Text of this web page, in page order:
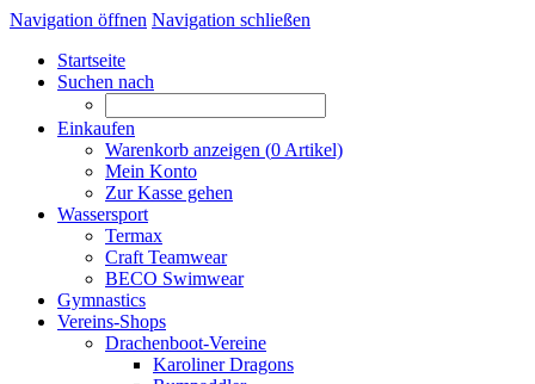
Navigation öffnen Navigation schließen
Startseite
Suchen nach
Einkaufen
Warenkorb anzeigen (0 Artikel)
Mein Konto
Zur Kasse gehen
Wassersport
Termax
Craft Teamwear
BECO Swimwear
Gymnastics
Vereins-Shops
Drachenboot-Vereine
Karoliner Dragons